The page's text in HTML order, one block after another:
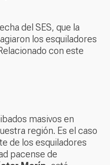
del SES, que la
los esquiladores
con este
masivos en
región. Es el caso
de los esquiladores
pacense de